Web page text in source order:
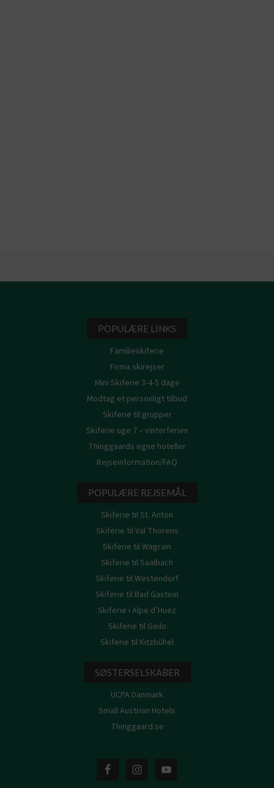
POPULÆRE LINKS
Familieskiferie
Firma skirejser
Mini Skiferie 3-4-5 dage
Modtag et personligt tilbud
Skiferie til grupper
Skiferie uge 7 – vinterferien
Thinggaards egne hoteller
Rejseinformation/FAQ
POPULÆRE REJSEMÅL
Skiferie til St. Anton
Skiferie til Val Thorens
Skiferie til Wagrain
Skiferie til Saalbach
Skiferie til Westendorf
Skiferie til Bad Gastein
Skiferie i Alpe d’Huez
Skiferie til Geilo
Skiferie til Kitzbühel
SØSTERSELSKABER
UCPA Danmark
Small Austrian Hotels
Thinggaard.se